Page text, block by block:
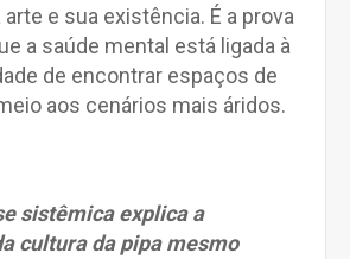
e sua existência. É a prova
a saúde mental está ligada à
de encontrar espaços de
aos cenários mais áridos.
sistêmica explica a
cultura da pipa mesmo